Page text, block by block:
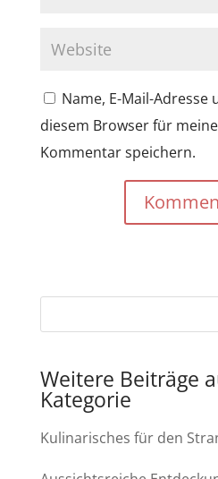
Name, E-Mail-Adresse
diesem Browser für
Kommentar speichern.
Weitere Beiträge
Kategorie
Kulinarisches für den